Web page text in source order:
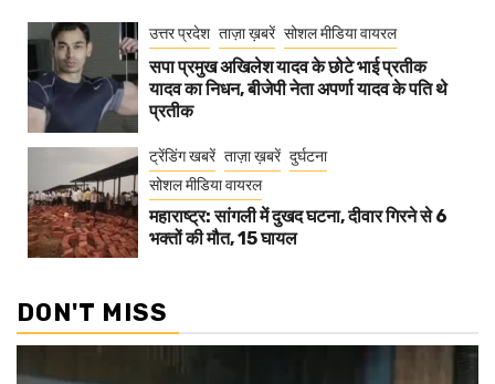
उत्तर प्रदेश ताज़ा ख़बरें सोशल मीडिया वायरल
सपा प्रमुख अखिलेश यादव के छोटे भाई प्रतीक
यादव का निधन, बीजेपी नेता अपर्णा यादव के पति थे
प्रतीक
ट्रेंडिंग खबरें ताज़ा ख़बरें दुर्घटना
सोशल मीडिया वायरल
महाराष्ट्र: सांगली में दुखद घटना, दीवार गिरने से 6
भक्तों की मौत, 15 घायल
DON'T MISS